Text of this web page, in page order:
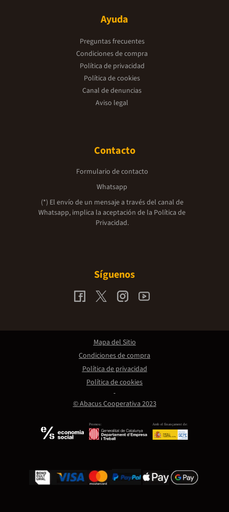
Ayuda
Preguntas frecuentes
Condiciones de compra
Política de privacidad
Política de cookies
Canal de denuncias
Aviso legal
Contacto
Formulario de contacto
Whatsapp
(*) El envío de un mensaje a través del canal de
Whatsapp, implica la aceptación de la Política de
Privacidad.
Síguenos
Promou: Amb el finançament de:
© Abacus Cooperativa 2023
Mapa del Sitio
Condiciones de compra
Política de privacidad
Política de cookies